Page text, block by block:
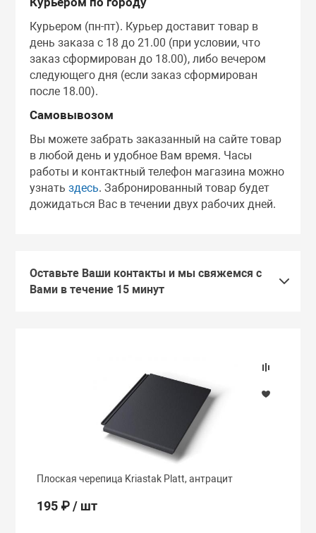
Курьером (пн-пт). Курьер доставит товар в
день заказа с 18 до 21.00 (при условии, что
заказ сформирован до 18.00), либо вечером
следующего дня (если заказ сформирован
после 18.00).
Самовывозом
Вы можете забрать заказанный на сайте товар
в любой день и удобное Вам время. Часы
работы и контактный телефон магазина можно
узнатьздесь. Забронированный товар будет
дожидаться Вас в течении двух рабочих дней.
Оставьте Ваши контакты и мы свяжемся с
Вами в течение 15 минут
Плоская черепица Kriastak Platt, антрацит
195 ₽/ шт